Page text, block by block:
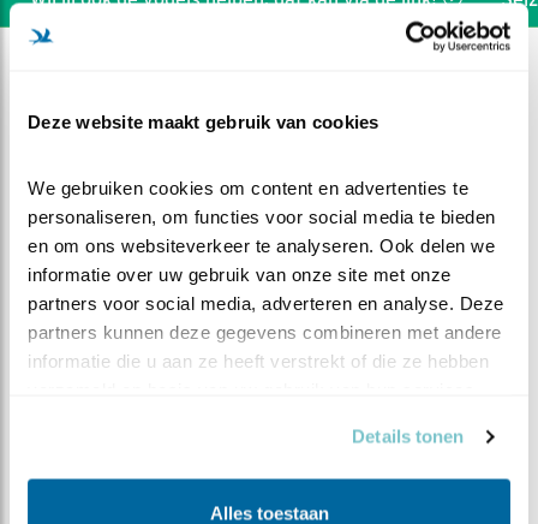
Deze website maakt gebruik van cookies
We gebruiken cookies om content en advertenties te
personaliseren, om functies voor social media te bieden
en om ons websiteverkeer te analyseren. Ook delen we
informatie over uw gebruik van onze site met onze
partners voor social media, adverteren en analyse. Deze
partners kunnen deze gegevens combineren met andere
informatie die u aan ze heeft verstrekt of die ze hebben
Details tonen
Alles toestaan
Een hele muis